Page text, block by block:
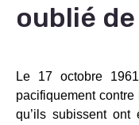
oublié
Le 17 octobre
pacifiquement contre
qu’ils subissent